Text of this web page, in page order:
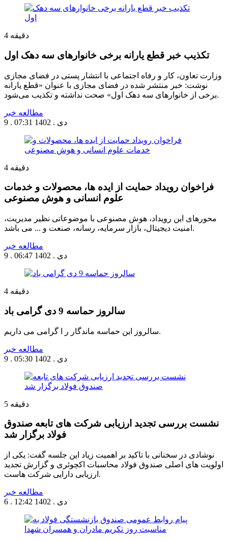
4 دقیقه
تکذیب خبر قطع یارانه‌ برخی خانوارهای سه دهک اول
وزارت تعاون، کار و رفاه اجتماعی با انتشار پستی در فضای مجازی
نوشت: خبر منتشر شده در فضای مجازی با عنوان «قطع یارانه
برخی از خانوارهای سه دهک اول» صحت نداشته و تکذیب می‌شود.
مطالعه خبر
9 . دی . 1402
07:31
4 دقیقه
فراخوان رویداد حمایت از ایده ها، محصولات و خدمات
علوم انسانی و هوش مصنوعی
محورهای این رویداد، هوش مصنوعی با موضوعاتی نظیر مدیریت،
امنیت دیجیتال، بازار سرمایه، رسانه، صنعت و ... می باشد.
مطالعه خبر
9 . دی . 1402
06:47
4 دقیقه
سالروز حماسه 9 دی گرامی باد
سالروز این حماسه ماندگار ر ا گرامی می داریم.
مطالعه خبر
9 . دی . 1402
05:30
5 دقیقه
نشست بررسی تجدید ارزیابی شرکت های تابعه صندوق
فولاد برگزار شد
نوشادی در سخنانی با تاکید بر اهمیت زیاد این جلسه گفت: یکی از
اولویت های اصلی صندوق فولاد محاسبات اکچوئری و گزارش تجدید
ارزیابی دارایی شرکت هاست.
مطالعه خبر
6 . دی . 1402
12:42